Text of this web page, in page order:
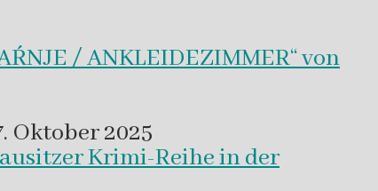
/ ANKLEIDEZIMMER“ von
Oktober 2025
Krimi-Reihe in der